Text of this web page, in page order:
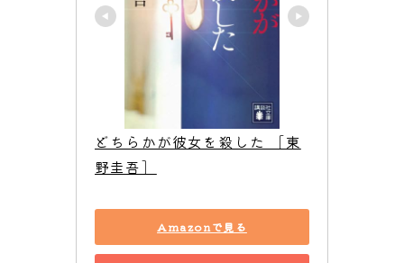
どちらかが彼女を殺した ［東
野圭吾］
Amazonで見る